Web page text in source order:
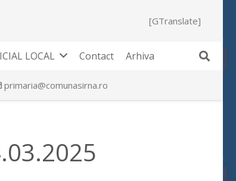
[GTranslate]
LOCAL Contact Arhiva
primaria@comunasirna.ro